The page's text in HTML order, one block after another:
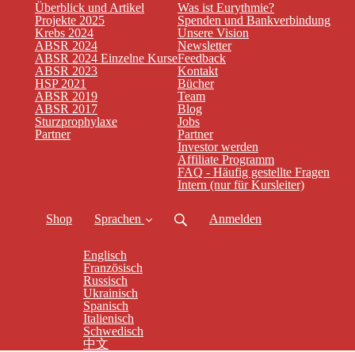
Überblick und Artikel
Projekte 2025
Krebs 2024
ABSR 2024
ABSR 2024 Einzelne Kurse
ABSR 2023
HSP 2021
ABSR 2019
ABSR 2017
Sturzprophylaxe
Partner
Was ist Eurythmie?
Spenden und Bankverbindung
Unsere Vision
Newsletter
Feedback
Kontakt
Bücher
Team
Blog
Jobs
Partner
Investor werden
Affiliate Programm
FAQ - Häufig gestellte Fragen
Intern (nur für Kursleiter)
Shop Sprachen
Englisch
Französisch
Russisch
Ukrainisch
Spanisch
Italienisch
Schwedisch
中文
Anmelden